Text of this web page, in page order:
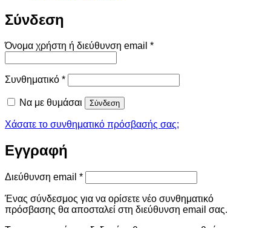
Σύνδεση
Όνομα χρήστη ή διεύθυνση email *Απαιτείται
Συνθηματικό *Απαιτείται
Να με θυμάσαι Σύνδεση
Χάσατε το συνθηματικό πρόσβασής σας;
Εγγραφή
Διεύθυνση email *Απαιτείται
Ένας σύνδεσμος για να ορίσετε νέο συνθηματικό
πρόσβασης θα αποσταλεί στη διεύθυνση email σας.